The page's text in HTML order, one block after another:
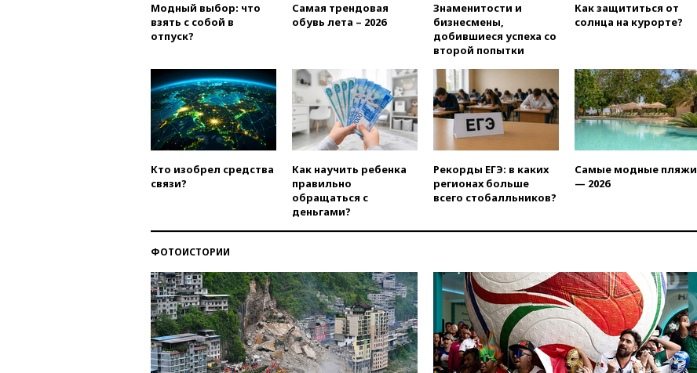
вчера, 20:27 Ямпольская
призвала оптимизировать
олимпиады для поступления в
вчера, 20:15Минтранс
предложил оплачивать
защиту дорог от БПЛА из
средств на ремонт
вчера, 20:00 Зеленский 8
официальным визитом
вчера, 19:58
работу
вчера, 19:35WP: Трамп
призвал доноров-
республиканцев поддержать
Вэнса на выборах 2028 года
вчера, 19:20Число ломбардов
Модный выбор: что
взять с собой в
отпуск?
Самая трендовая
обувь лета – 2026
Знаменитости и
бизнесмены,
добившиеся успеха со
второй попытки
Как защититься от
солнца на курорте?
Кто изобрел средства
связи?
Как научить ребенка
правильно
обращаться с
деньгами?
Рекорды ЕГЭ: в каких
регионах больше
всего стобалльников?
Самые модные пляжи
— 2026
ФОТОИСТОРИИ